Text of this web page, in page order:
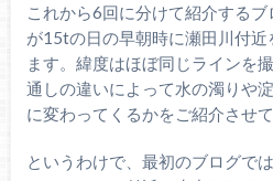
これから6回に分けて紹介する
が15tの日の早朝時に瀬田川付
ます。緯度はほぼ同じラインを
通しの違いによって水の濁りや
に変わってくるかをご紹介させて
というわけで、最初のブログで